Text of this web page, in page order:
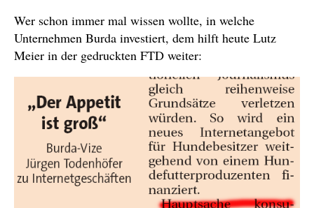
Wer schon immer mal wissen wollte, in welche
Unternehmen Burda investiert, dem hilft heute Lutz
Meier in der gedruckten FTD weiter: